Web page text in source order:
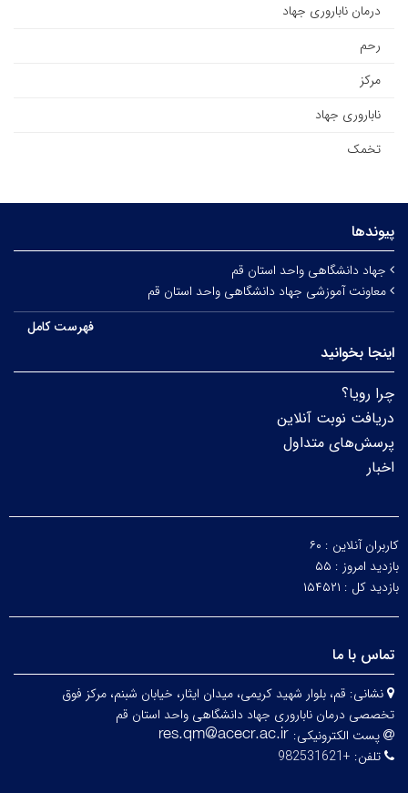
درمان ناباروری جهاد
رحم
مرکز
ناباروری جهاد
تخمک
پیوندها
جهاد دانشگاهی واحد استان قم
معاونت آموزشی جهاد دانشگاهی واحد استان قم
فهرست کامل
اینجا بخوانید
چرا رویا؟
دریافت نوبت آنلاین
پرسش‌های متداول
اخبار
کاربران آنلاین : ۶۰
بازدید امروز : ۵۵
بازدید کل : ۱۵۴۵۲۱
تماس با ما
نشانی: قم، بلوار شهید کریمی، میدان ایثار، خیابان شبنم، مرکز فوق
تخصصی درمان ناباروری جهاد دانشگاهی واحد استان قم
پست الکترونیکی:
تلفن: +982531621